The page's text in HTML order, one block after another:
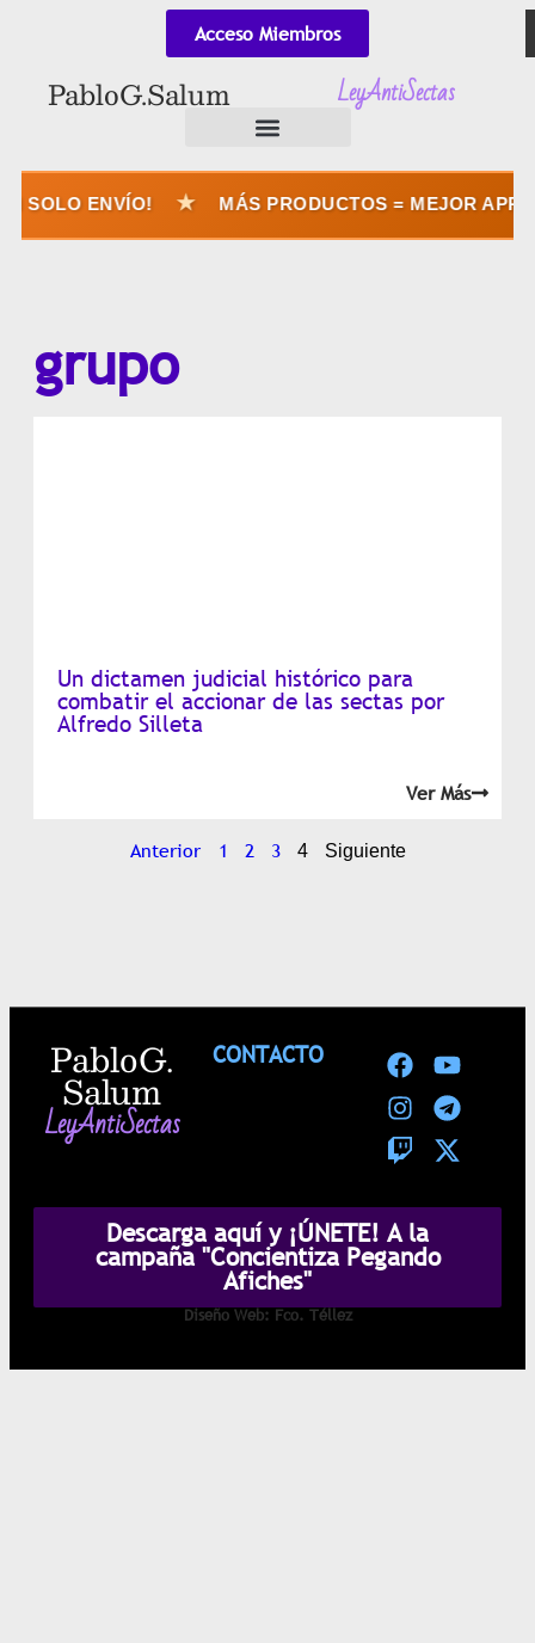
Acceso Miembros
Pablo G. Salum LeyAntiSectas
SOLO ENVÍO! MÁS PRODUCTOS = MEJOR
grupo
Un dictamen judicial histórico para
combatir el accionar de las sectas por
Alfredo Silleta
Ver Más
Anterior 1 2 3 4 Siguiente
CONTACTO
Pablo G.
Salum
LeyAntiSectas
Descarga aquí y ¡ÚNETE! A la
campaña "Concientiza Pegando
Afiches"
Diseño Web: Fco. Téllez